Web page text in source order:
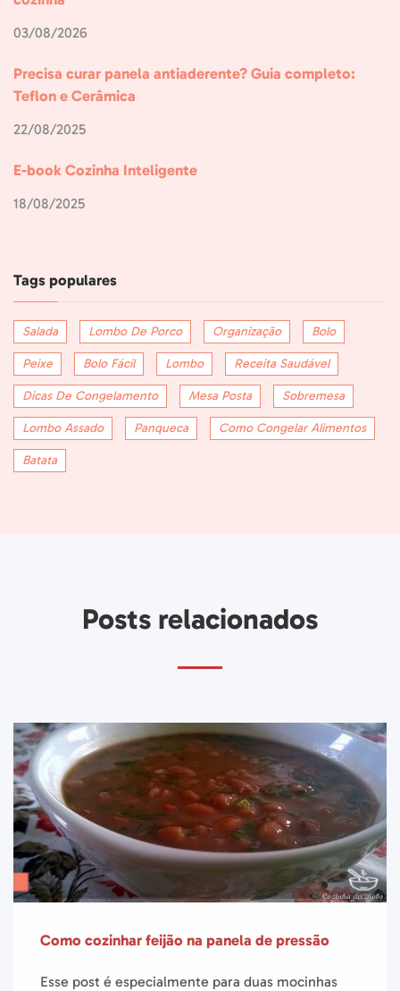
03/08/2026
Precisa curar panela antiaderente? Guia completo:
Teflon e Cerâmica
22/08/2025
E-book Cozinha Inteligente
18/08/2025
Tags populares
Salada Lombo De Porco Organização Bolo
Peixe Bolo Fácil Lombo Receita Saudável
Dicas De Congelamento Mesa Posta Sobremesa
Lombo Assado Panqueca Como Congelar Alimentos
Batata
Posts relacionados
Como cozinhar feijão na panela de pressão
Esse post é especialmente para duas mocinhas